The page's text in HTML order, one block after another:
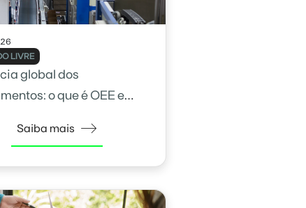
LIVRE
global dos
o que é OEE e
Saiba mais